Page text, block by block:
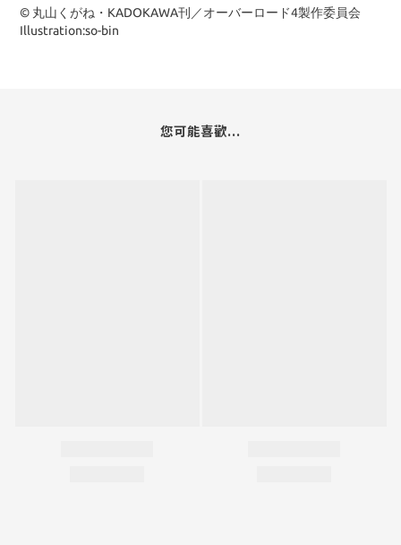
© 丸山くがね・KADOKAWA刊／オーバーロード4製作委員会
Illustration:so-bin
您可能喜歡...